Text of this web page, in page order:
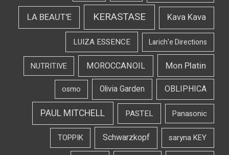
Kava Kava
KERASTASE
LA BEAUT'E
Larich'e Directions
LUIZA ESSENCE
Mon Platin
MOROCCANOIL
NUTRITIVE
OBLIPHICA
Olivia Garden
osmo
Panasonic
PASTEL
PAUL MITCHELL
saryna KEY
Schwarzkopf
TOPPIK